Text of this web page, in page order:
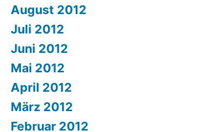
August 2012
Juli 2012
Juni 2012
Mai 2012
April 2012
März 2012
Februar 2012